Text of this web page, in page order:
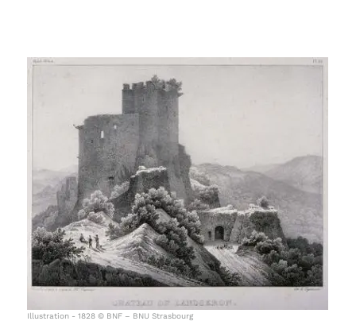
Illustration - 1828 © BNF – BNU Strasbourg